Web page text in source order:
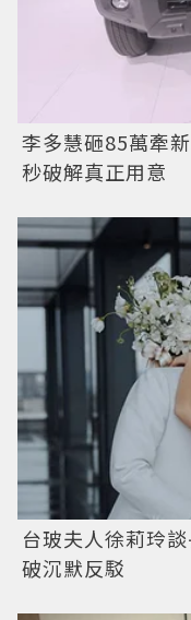
李多慧砸85萬牽
秒破解真正用意
台玻夫人徐莉玲
破沉默反駁